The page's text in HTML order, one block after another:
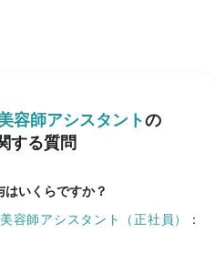
容師アシスタントの
する質問
いくらですか？
美容師アシスタント（正社員）
：